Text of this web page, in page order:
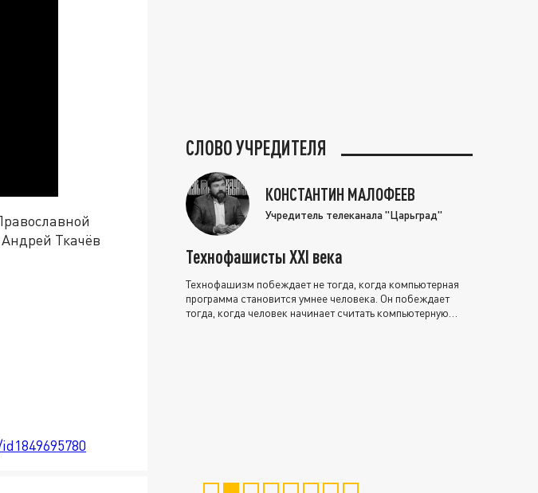
Ткачёв
СЛОВО УЧРЕДИТЕЛЯ
КОНСТАНТИН МАЛОФЕЕВ
Учредитель телеканала "Царьград"
Технофашисты XXI века
Технофашизм побеждает не тогда, когда компьютерная
программа становится умнее человека. Он побеждает
тогда, когда человек начинает считать компьютерную